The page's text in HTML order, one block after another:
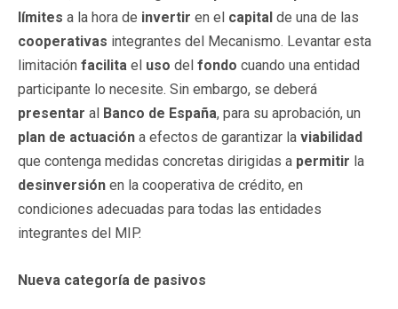
límites a la hora de invertir en el capital de una de las
cooperativas integrantes del Mecanismo. Levantar esta
limitación facilita el uso del fondo cuando una entidad
participante lo necesite. Sin embargo, se deberá
presentar al Banco de España, para su aprobación, un
plan de actuación a efectos de garantizar la viabilidad
que contenga medidas concretas dirigidas a permitir la
desinversión en la cooperativa de crédito, en
condiciones adecuadas para todas las entidades
integrantes del MIP.
Nueva categoría de pasivos